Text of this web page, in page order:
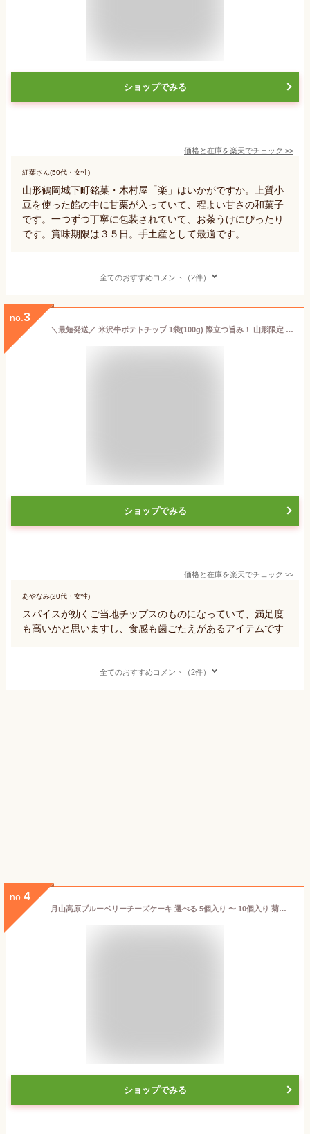
ショップでみる
価格と在庫を楽天でチェック >>
紅葉さん(50代・女性)
山形鶴岡城下町銘菓・木村屋「楽」はいかがですか。上質小
豆を使った餡の中に甘栗が入っていて、程よい甘さの和菓子
です。一つずつ丁寧に包装されていて、お茶うけにぴったり
です。賞味期限は３５日。手土産として最適です。
全てのおすすめコメント（2件）
no. 3
＼最短発送／ 米沢牛ポテトチップ 1袋(100g) 際立つ旨み！ 山形限定 山形 お土産 (東北 山形 ご当地 手土産 お菓子 スナック菓子 オリジナル ブランド牛 牛肉 黒毛和牛 美味しいおすすめ)【A01】
ショップでみる
価格と在庫を楽天でチェック >>
あやなみ(20代・女性)
スパイスが効くご当地チップスのものになっていて、満足度
も高いかと思いますし、食感も歯ごたえがあるアイテムです
全てのおすすめコメント（2件）
no. 4
月山高原ブルーベリーチーズケーキ 選べる 5個入り 〜 10個入り 菊池菓子舗 山形直送計画 焼菓子 洋菓子 お菓子 おやつ お茶請け ティータイム タルト 老舗 生産者直送 お取り寄せ ギフト プレゼント 贈り物 送料無料 お中元
ショップでみる